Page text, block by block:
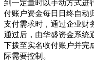
到一定量时以手动方式进
付账户资金每日日终自动
支付需求时，通过企业财
通过后，由华盛资金系统
下拨至实名收付账户并完
际需要控制。